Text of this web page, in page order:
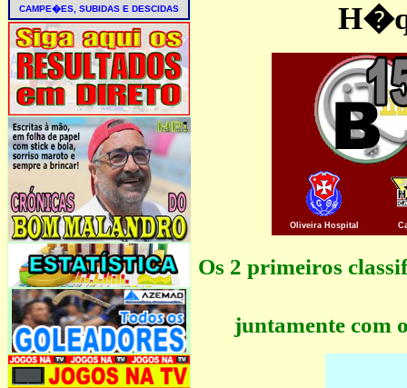
Oliveira Hospital
Os 2 primeiros
juntamente com